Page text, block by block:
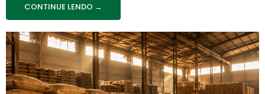
CONTINUE LENDO →